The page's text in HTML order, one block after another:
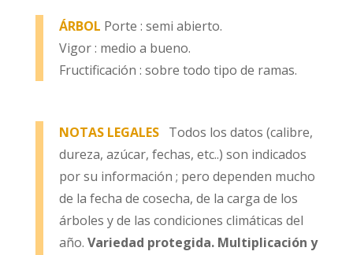
ÁRBOL Porte : semi abierto.
Vigor : medio a bueno.
Fructificación : sobre todo tipo de ramas.
NOTAS LEGALES
Todos los datos (calibre,
dureza, azúcar, fechas, etc..) son indicados
por su información ; pero dependen mucho
de la fecha de cosecha, de la carga de los
árboles y de las condiciones climáticas del
año. Variedad protegida. Multiplicación y